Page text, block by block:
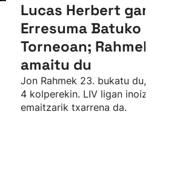
Lucas Herbert garaile,
Erresuma Batuko LIV
Torneoan; Rahmek 23.
amaitu du
Jon Rahmek 23. bukatu du, par
4 kolperekin. LIV ligan inoiz izan duen
emaitzarik txarrena da.